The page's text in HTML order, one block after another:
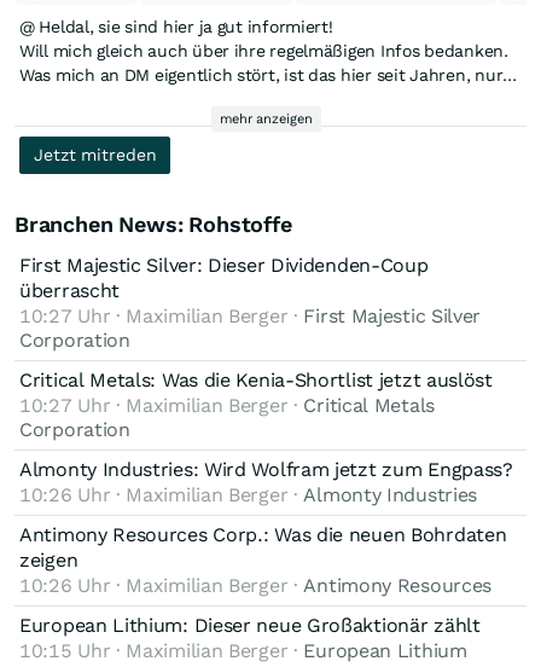
@ Heldal, sie sind hier ja gut informiert!
Will mich gleich auch über ihre regelmäßigen Infos bedanken.
Was mich an DM eigentlich stört, ist das hier seit Jahren, nur
-- „Abschluss der Vormachbarkeitsstudien (PFS)"
-- „Vorbereitungsarbeiten für eine endgültige
Machbarkeitsstudie (DFS)"
bereit"
Projektfinanzierung"
→→ Aussagen wie „Machbarjeitsstudien", sowie „strategische
Partnerschaften und Abnahmemöglichkeiten", auch Aussagen
wie „Im Laufe des Jahres 2025 haben wir auch die
Zusammenarbeit mit indigenen Partnern und
Regierungsakteuren vorangetrieben", gab es vor Jahren schon
....!
Was mich interessiert, ist ob es irgendwelche Informationen
gibt, wann der Aufbau einer Miene geplant ist, bzw
stadtfinden soll und folgend ab wann Produktion geplant ist !?
So wie es momentan aussieht hat es den Anschein, das es
noch ewig dauern könnte, bis es hier zu einer Produktion,
kommen könnte, wenn überhaupt.
War hier mit ihnen einer der ersten, die hier im Forum
schrieben und somit auch investiert waren.
mehr anzeigen
Jetzt mitreden
Branchen News: Rohstoffe
First Majestic Silver: Dieser Dividenden-Coup
überrascht
10:27 Uhr · Maximilian Berger · First Majestic Silver
Corporation
Critical Metals: Was die Kenia-Shortlist jetzt auslöst
10:27 Uhr · Maximilian Berger · Critical Metals
Corporation
Almonty Industries: Wird Wolfram jetzt zum Engpass?
10:26 Uhr · Maximilian Berger · Almonty Industries
Antimony Resources Corp.: Was die neuen Bohrdaten
zeigen
10:26 Uhr · Maximilian Berger · Antimony Resources
European Lithium: Dieser neue Großaktionär zählt
10:15 Uhr · Maximilian Berger · European Lithium